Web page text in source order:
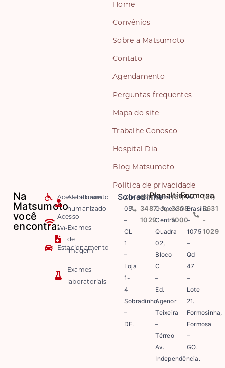
Home
Convênios
Sobre a Matsumoto
Contato
Agendamento
Perguntas frequentes
Mapa do site
Trabalhe Conosco
Hospital Dia
Blog Matsumoto
Política de privacidade
Na
Matsumoto
você
encontra:
Acessibilidade
Acesso
Wi-Fi
Estacionamento
Atendimento
humanizado
Exames
de
imagem
Exames
laboratoriais
Sobradinho
Quadra
05
–
CL
1
–
Loja
1-
4
Sobradinho
–
DF.
(61)
3487-
1029
Planaltina
Setor
Comercial
Central
Quadra
02,
Bloco
C
–
Ed.
Agenor
Teixeira
–
Térreo
Av.
Independência.
(61)
3308-
1000
Formosa
Av.
Brasília
–
1075
–
Qd
47
–
Lote
21.
Formosinha,
Formosa
–
GO.
(61)
3631
-
1029